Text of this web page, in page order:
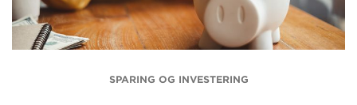
SPARING OG INVESTERING